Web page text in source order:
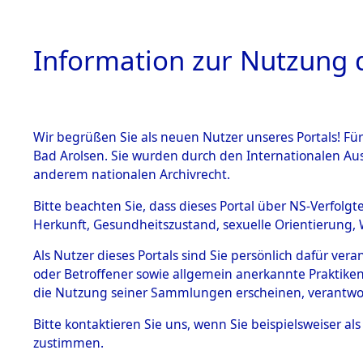
HOME
BESTÄNDE
Inhaftierungsdoku
mente
5. Verschiedenes
Todesmärsche
5.3.1 Alliierte
Information zur Nutzung
Wir begrüßen Sie als neuen Nutzer unseres Portals!
Bad Arolsen. Sie wurden durch den Internationalen
anderem nationalen Archivrecht.
Bitte beachten Sie, dass dieses Portal über NS-
Herkunft, Gesundheitszustand, sexuelle
Als Nutzer dieses Portals sind Sie persönlich dafür
oder Betroffener sowie allgemein anerkannte
die Nutzung seiner Sammlungen erscheinen,
Bitte kontaktieren Sie uns, wenn Sie beispielsweiser
zustimmen.